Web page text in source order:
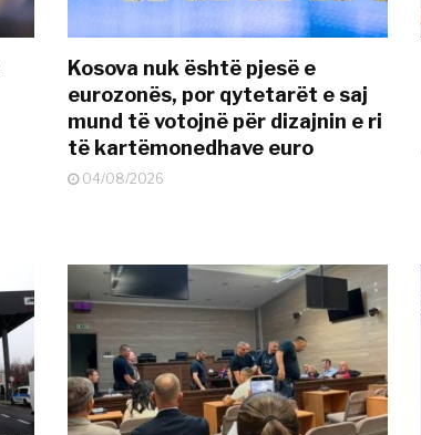
Kosova nuk është pjesë e
eurozonës, por qytetarët e saj
mund të votojnë për dizajnin e ri
të kartëmonedhave euro
04/08/2026